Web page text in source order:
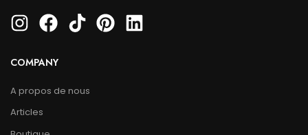
COMPANY
A propos de nous
Articles